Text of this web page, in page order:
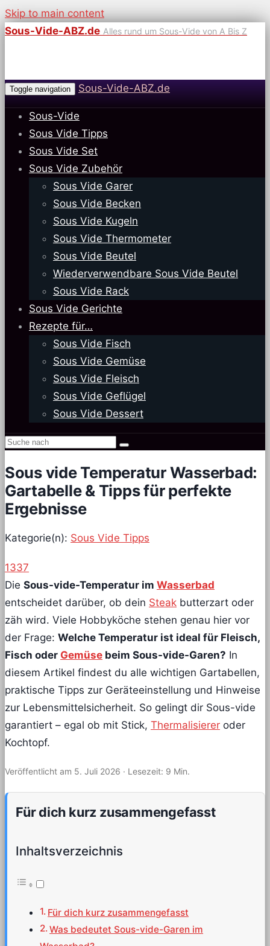
Skip to main content
Sous-Vide-ABZ.de Alles rund um Sous-Vide von A Bis Z
Toggle navigation Sous-Vide-ABZ.de
Sous-Vide
Sous Vide Tipps
Sous Vide Set
Sous Vide Zubehör
Sous Vide Garer
Sous Vide Becken
Sous Vide Kugeln
Sous Vide Thermometer
Sous Vide Beutel
Wiederverwendbare Sous Vide Beutel
Sous Vide Rack
Sous Vide Gerichte
Rezepte für…
Sous Vide Fisch
Sous Vide Gemüse
Sous Vide Fleisch
Sous Vide Geflügel
Sous Vide Dessert
Sous vide Temperatur Wasserbad:
Gartabelle & Tipps für perfekte
Ergebnisse
Kategorie(n): Sous Vide Tipps
1337
Die Sous-vide-Temperatur im Wasserbad
entscheidet darüber, ob dein Steak butterzart oder
zäh wird. Viele Hobbyköche stehen genau hier vor
der Frage: Welche Temperatur ist ideal für Fleisch,
Fisch oder Gemüse beim Sous-vide-Garen? In
diesem Artikel findest du alle wichtigen Gartabellen,
praktische Tipps zur Geräteeinstellung und Hinweise
zur Lebensmittelsicherheit. So gelingt dir Sous-vide
garantiert – egal ob mit Stick, Thermalisierer oder
Kochtopf.
Veröffentlicht am 5. Juli 2026 · Lesezeit: 9 Min.
Für dich kurz zusammengefasst
Inhaltsverzeichnis
Für dich kurz zusammengefasst
Was bedeutet Sous-vide-Garen im